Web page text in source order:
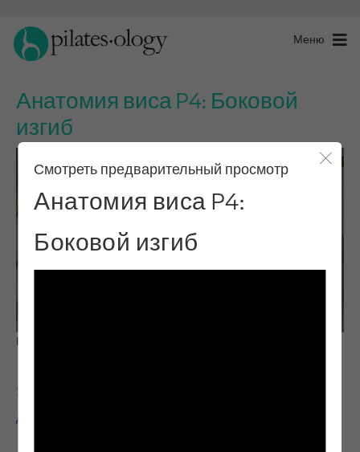
Меню
Анатомия виса P4: Боковой
изгиб
Смотреть предварительный просмотр
Анатомия виса P4:
Боковой изгиб
Наблюдай и учись
УЧИТЕЛЬ
Доктор Джо Масколино